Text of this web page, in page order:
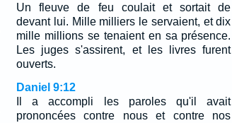
Un fleuve de feu coulait et sortait de
devant lui. Mille milliers le servaient, et dix
mille millions se tenaient en sa présence.
Les juges s'assirent, et les livres furent
ouverts.
Daniel 9:12
Il a accompli les paroles qu'il avait
prononcées contre nous et contre nos